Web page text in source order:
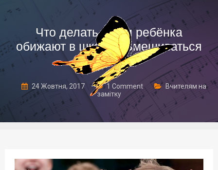
Что делать, если ребёнка
обижают в школе? Вмешиваться
или нет?
24 Жовтня, 2017 1 Comment
Вчителям на
замітку